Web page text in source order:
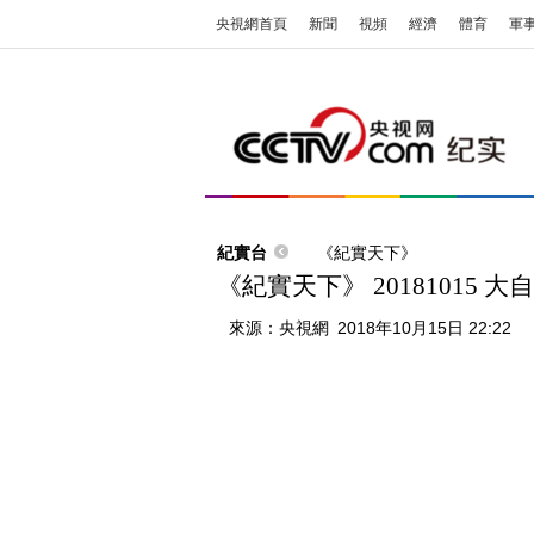
央視網首頁 新聞 視頻 經濟 體育 軍
紀實台 《紀實天下》
《紀實天下》 20181015 大
來源： 央視網 2018年10月15日 22:22